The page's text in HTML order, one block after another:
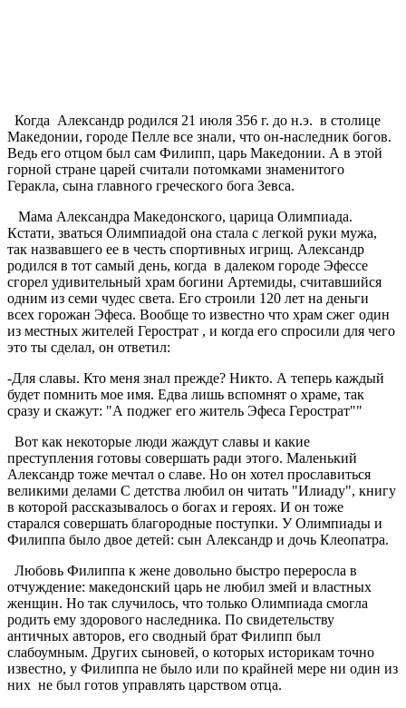
Когда Александр родился 21 июля 356 г. до н.э. в столице
Македонии, городе Пелле все знали, что он-наследник богов.
Ведь его отцом был сам Филипп, царь Македонии. А в этой
горной стране царей считали потомками знаменитого
Геракла, сына главного греческого бога Зевса.
Мама Александра Македонского, царица Олимпиада.
Кстати, зваться Олимпиадой она стала с легкой руки мужа,
так назвавшего ее в честь спортивных игрищ. Александр
родился в тот самый день, когда в далеком городе Эфессе
сгорел удивительный храм богини Артемиды, считавшийся
одним из семи чудес света. Его строили 120 лет на деньги
всех горожан Эфеса. Вообще то известно что храм сжег один
из местных жителей Герострат , и когда его спросили для чего
это ты сделал, он ответил:
-Для славы. Кто меня знал прежде? Никто. А теперь каждый
будет помнить мое имя. Едва лишь вспомнят о храме, так
сразу и скажут: "А поджег его житель Эфеса Герострат""
Вот как некоторые люди жаждут славы и какие
преступления готовы совершать ради этого. Маленький
Александр тоже мечтал о славе. Но он хотел прославиться
великими делами С детства любил он читать "Илиаду", книгу
в которой рассказывалось о богах и героях. И он тоже
старался совершать благородные поступки. У Олимпиады и
Филиппа было двое детей: сын Александр и дочь Клеопатра.
Любовь Филиппа к жене довольно быстро переросла в
отчуждение: македонский царь не любил змей и властных
женщин. Но так случилось, что только Олимпиада смогла
родить ему здорового наследника. По свидетельству
античных авторов, его сводный брат Филипп был
слабоумным. Других сыновей, о которых историкам точно
известно, у Филиппа не было или по крайней мере ни один из
них не был готов управлять царством отца.